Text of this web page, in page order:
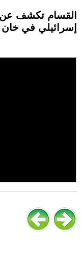
القسام تكشف عن
إسرائيلي في